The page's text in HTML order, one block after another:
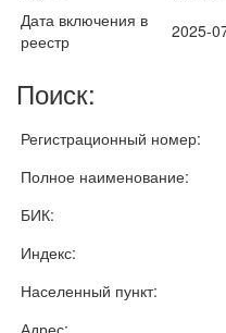
Дата включения в
реестр
2025-
Поиск:
Регистрационный номер:
Полное наименование:
БИК:
Индекс:
Населенный пункт:
Адрес: